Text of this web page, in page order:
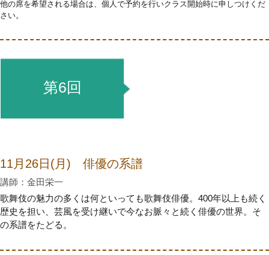
他の席を希望される場合は、個人で予約を行いクラス開始時に申しつけくだ
さい。
第6回
11月26日(月) 俳優の系譜
講師：金田栄一
歌舞伎の魅力の多くは何といっても歌舞伎俳優。400年以上も続く
歴史を担い、芸風を受け継いで今なお脈々と続く俳優の世界。そ
の系譜をたどる。